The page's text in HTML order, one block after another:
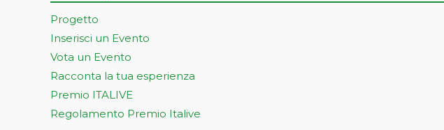
Progetto
Inserisci un Evento
Vota un Evento
Racconta la tua esperienza
Premio ITALIVE
Regolamento Premio Italive